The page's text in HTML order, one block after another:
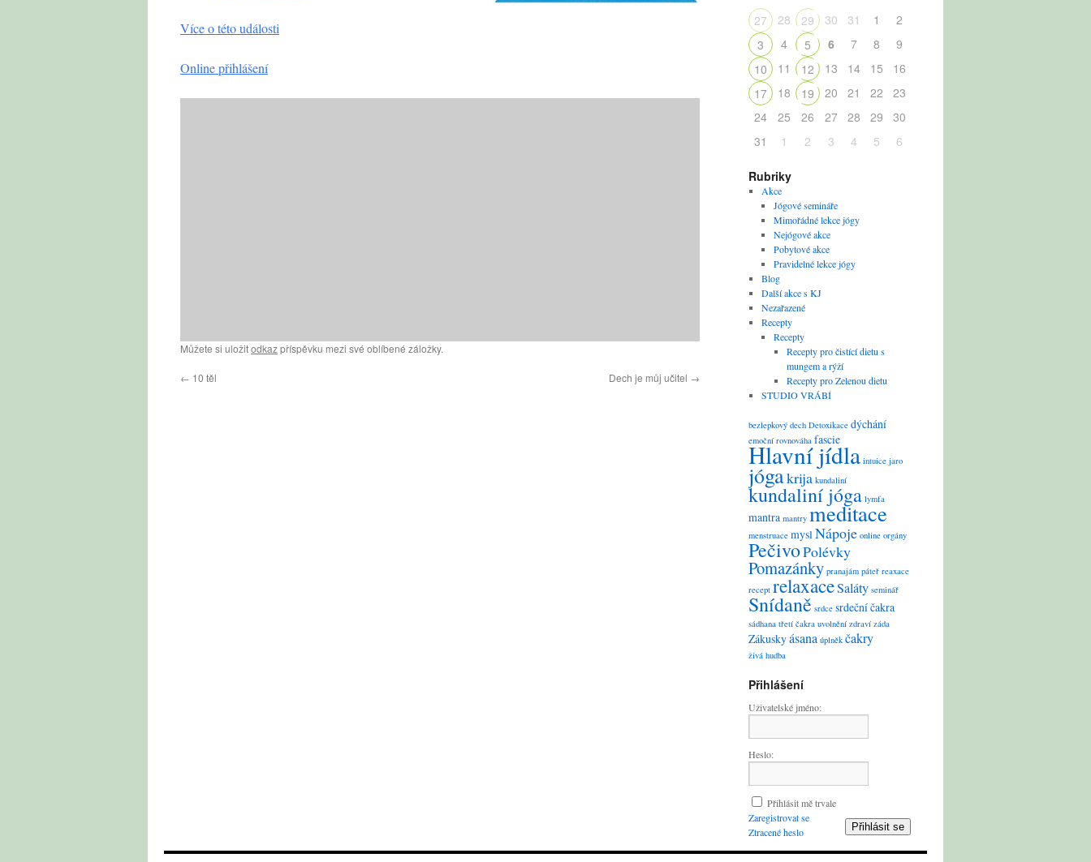
Více o této události
Online přihlášení
Můžete si uložitodkazpříspěvku mezi své oblíbené záložky.
← 10 těl Dech je můj učitel →
27 28 29 30 31 1
2
3
4 5 6 7 8
9
10
11 12 13 14 15
16
17
18 19 20 21 22
23
24
25 26 27 28 29
30
31
1 2 3 4 5 6
Rubriky
Akce
Jógové semináře
Mimořádné lekce jógy
Nejógové akce
Pobytové akce
Pravidelné lekce jógy
Blog
Další akce s KJ
Nezařazené
Recepty
Recepty
Recepty pro čistící dietu s
mungem a rýží
Recepty pro Zelenou dietu
STUDIO VRÁBÍ
bezlepkový dech Detoxikace dýchání
emoční rovnováha fascie
Hlavní jídla intuice jaro
jógakrija kundaliní
kundaliní jóga lymfa
mantra mantry meditace
menstruace myslNápoje online orgány
PečivoPolévky
Pomazánky pranajám páteř reaxace
recept relaxaceSaláty seminář
Snídaně srdce srdeční čakra
sádhana třetí čakra uvolnění zdraví záda
Zákuskyásana úplněk čakry
živá hudba
Přihlášení
Uživatelské jméno:
Heslo:
Přihlásit mě trvale
Přihlásit se
Zaregistrovat se
Ztracené heslo